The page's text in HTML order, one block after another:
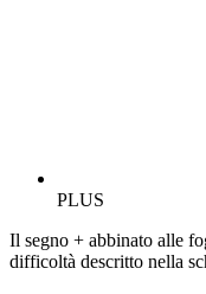
PLUS
Il segno + abbinato alle
difficoltà descritto nella